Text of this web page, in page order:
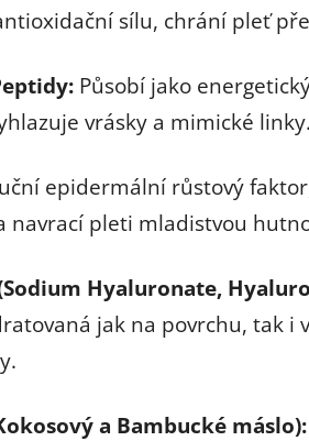
sílu, chrání pleť
Působí jako
vrásky a mimické linky.
epidermální růstový
navrací pleti mladistvou
Hyaluronate,
jak na povrchu, tak
a Bambucké máslo):